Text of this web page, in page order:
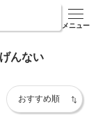
メニュー
んない